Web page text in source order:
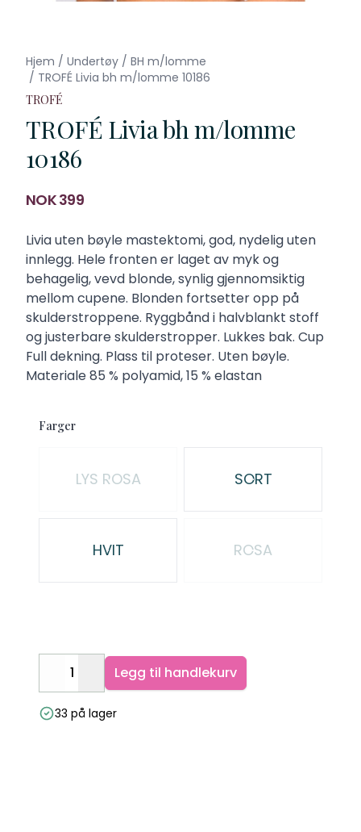
Hjem / Undertøy / BH m/lomme
/ TROFÉ Livia bh m/lomme 10186
TROFÉ
TROFÉ Livia bh m/lomme
10186
Produktdetaljer
NOK 399
Description
Livia uten bøyle mastektomi, god, nydelig uten
innlegg. Hele fronten er laget av myk og
behagelig, vevd blonde, synlig gjennomsiktig
mellom cupene. Blonden fortsetter opp på
skulderstroppene. Ryggbånd i halvblankt stoff
og justerbare skulderstropper. Lukkes bak. Cup
Full dekning. Plass til proteser. Uten bøyle.
Materiale 85 % polyamid, 15 % elastan
Farger
LYS ROSA SORT
HVIT ROSA
DecreaseIncrease
Legg til handlekurv
33 på lager